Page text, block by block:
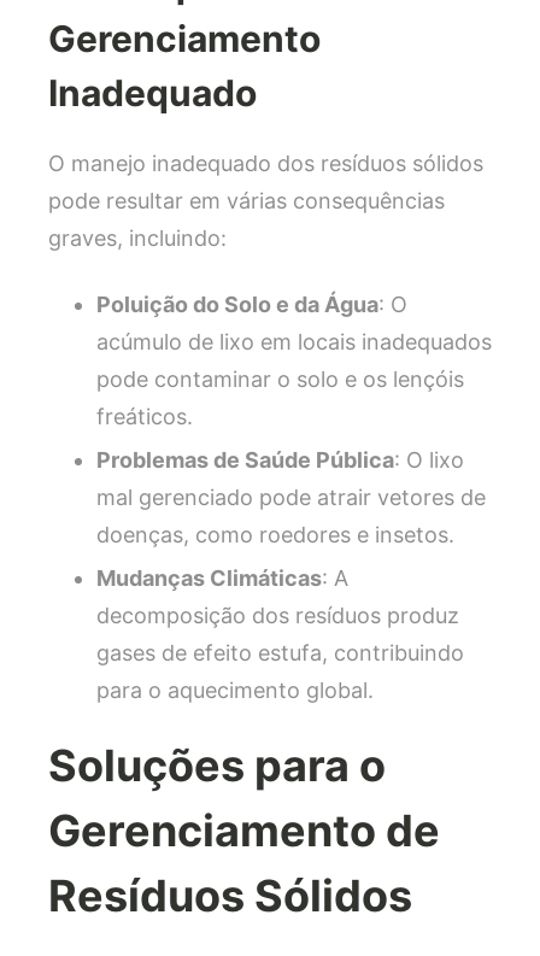
Gerenciamento
Inadequado
O manejo inadequado dos resíduos sólidos
pode resultar em várias consequências
graves, incluindo:
Poluição do Solo e da Água: O
acúmulo de lixo em locais inadequados
pode contaminar o solo e os lençóis
freáticos.
Problemas de Saúde Pública: O lixo
mal gerenciado pode atrair vetores de
doenças, como roedores e insetos.
Mudanças Climáticas: A
decomposição dos resíduos produz
gases de efeito estufa, contribuindo
para o aquecimento global.
Soluções para o
Gerenciamento de
Resíduos Sólidos